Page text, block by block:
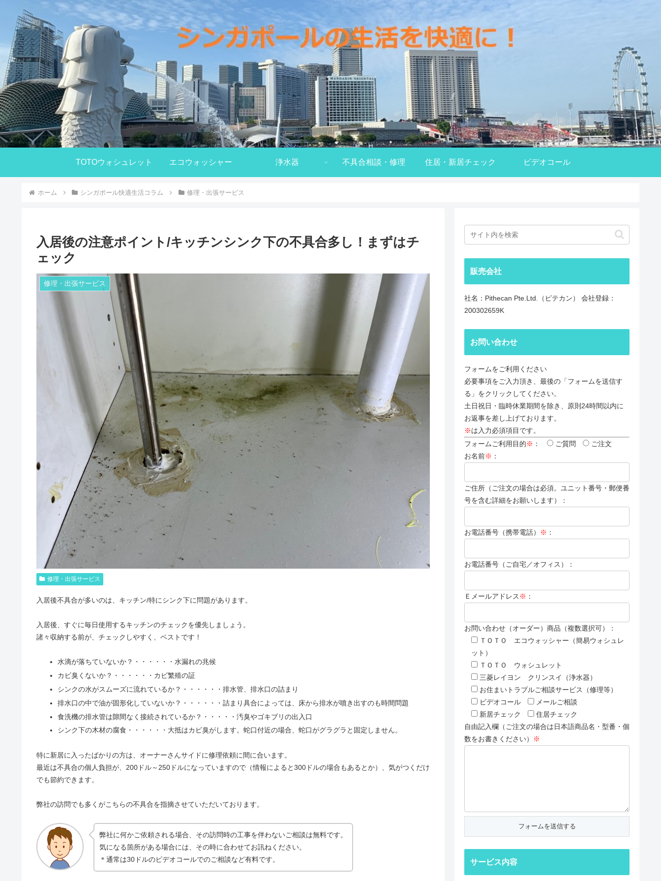
TOTOウォシュレット エコウォッシャー 浄水器 不具合相談・修理 住居・新居チェック ビデオコール
ホーム シンガポール快適生活コラム 修理・出張サービス
入居後の注意ポイント/キッチンシンク下の不具合多し！まずはチ
ェック
修理・出張サービス
修理・出張サービス
入居後不具合が多いのは、キッチン/特にシンク下に問題があります。
入居後、すぐに毎日使用するキッチンのチェックを優先しましょう。
諸々収納する前が、チェックしやすく、ベストです！
水滴が落ちていないか？・・・・・・水漏れの兆候
カビ臭くないか？・・・・・・カビ繁殖の証
シンクの水がスムーズに流れているか？・・・・・・排水管、排水口の詰まり
排水口の中で油が固形化していないか？・・・・・・詰まり具合によっては、床から排水が噴き出すのも時間問題
食洗機の排水管は隙間なく接続されているか？・・・・・汚臭やゴキブリの出入口
シンク下の木材の腐食・・・・・・大抵はカビ臭がします。蛇口付近の場合、蛇口がグラグラと固定しません。
特に新居に入ったばかりの方は、オーナーさんサイドに修理依頼に間に合います。
最近は不具合の個人負担が、200ドル～250ドルになっていますので（情報によると300ドルの場合もあるとか）、気がつくだけ
でも節約できます。
弊社の訪問でも多くがこちらの不具合を指摘させていただいております。
弊社に何かご依頼される場合、その訪問時の工事を伴わないご相談は無料です。
気になる箇所がある場合には、その時に合わせてお訊ねください。
＊通常は30ドルのビデオコールでのご相談など有料です。
販売会社
社名：Pithecan Pte.Ltd.（ピテカン） 会社登録：
200302659K
お問い合わせ
フォームをご利用ください
必要事項をご入力頂き、最後の「フォームを送信す
る」をクリックしてください。
土日祝日・臨時休業期間を除き、原則24時間以内に
お返事を差し上げております。
※は入力必須項目です。
フォームご利用目的※ ： ご質問
ご注文
お名前※ ：
ご住所（ご注文の場合は必須。ユニット番号・郵便番
号を含む詳細をお願いします）：
お電話番号（携帯電話） ※ ：
お電話番号（ご自宅／オフィス）：
Ｅメールアドレス ※ ：
お問い合わせ（オーダー）商品（複数選択可）：
ＴＯＴＯ エコウォッシャー（簡易ウォシュレ
ット）
ＴＯＴＯ ウォシュレット
三菱レイヨン クリンスイ（浄水器）
お住まいトラブルご相談サービス（修理等）
ビデオコール
メールご相談
新居チェック
住居チェック
自由記入欄（ご注文の場合は日本語商品名・型番・個
数をお書きください）
※
サービス内容